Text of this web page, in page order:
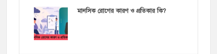
মানসিক রোগের কারণ ও প্রতিকার কি?